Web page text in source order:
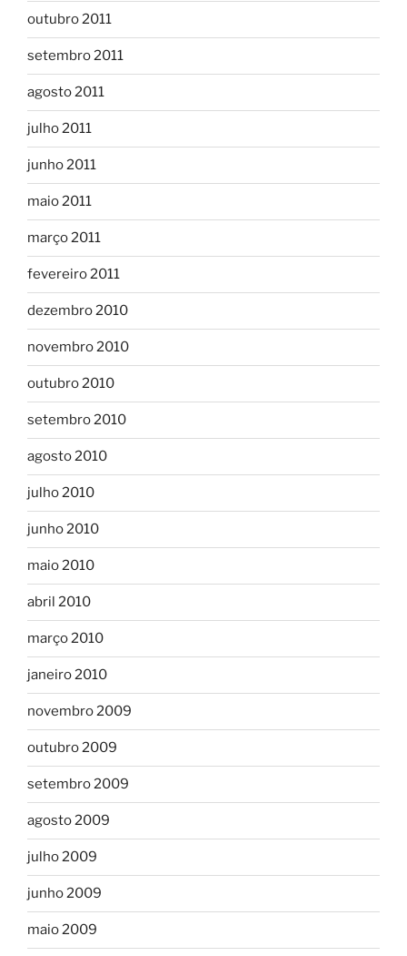
outubro 2011
setembro 2011
agosto 2011
julho 2011
junho 2011
maio 2011
março 2011
fevereiro 2011
dezembro 2010
novembro 2010
outubro 2010
setembro 2010
agosto 2010
julho 2010
junho 2010
maio 2010
abril 2010
março 2010
janeiro 2010
novembro 2009
outubro 2009
setembro 2009
agosto 2009
julho 2009
junho 2009
maio 2009